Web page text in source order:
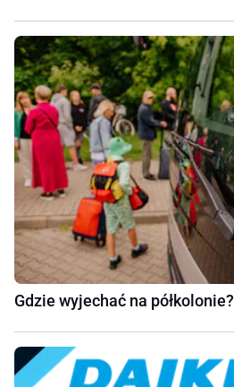
Gdzie wyjechać na półkolonie?